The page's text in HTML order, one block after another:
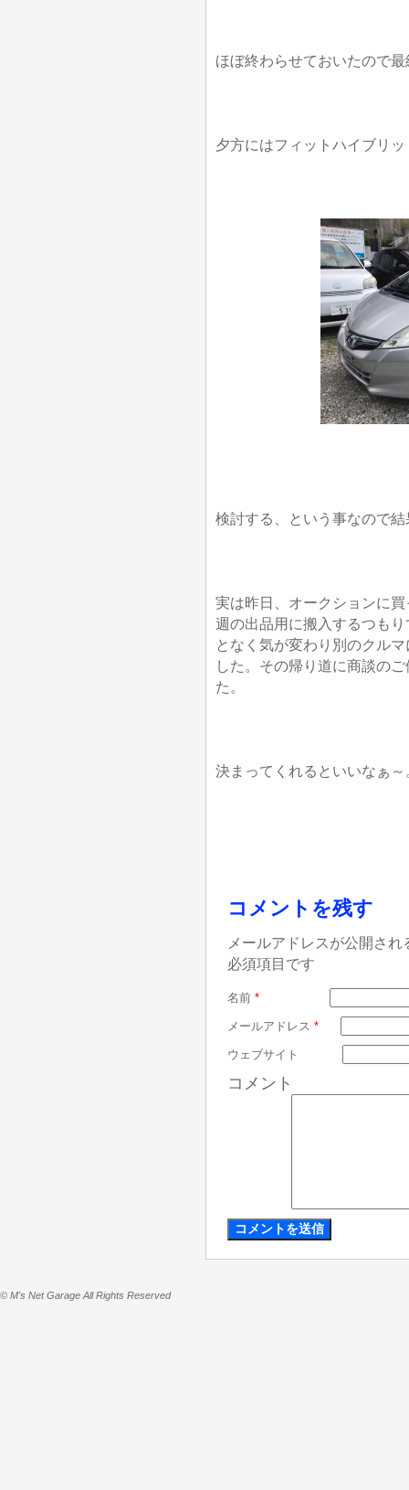
ほぼ終わらせておいたので
夕方にはフィットハイブリ
検討する、という事なので
実は昨日、オークションに
週の出品用に搬入するつも
となく気が変わり別のクル
した。その帰り道に商談の
た。
決まってくれるといいなぁ
コメントを残す
メールアドレスが公開さ
必須項目です
名前 *
メールアドレス *
ウェブサイト
コメント
© M's Net Garage All Rights Reserved